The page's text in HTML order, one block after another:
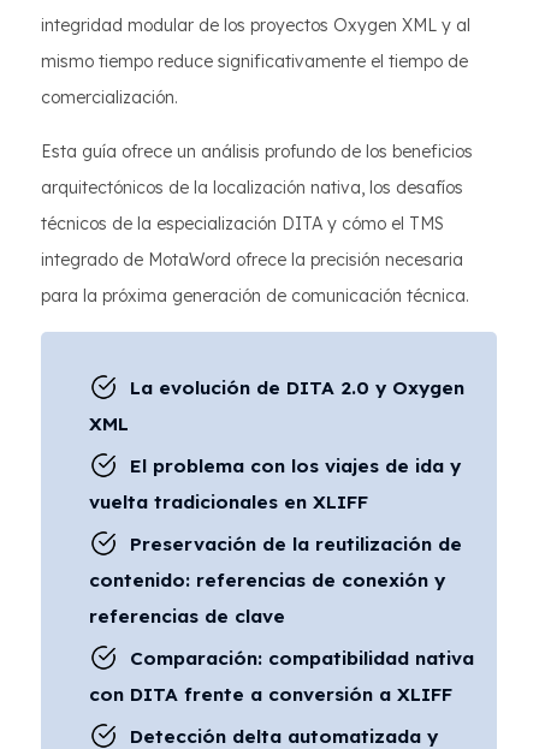
integridad modular de los proyectos Oxygen XML y al
mismo tiempo reduce significativamente el tiempo de
comercialización.
Esta guía ofrece un análisis profundo de los beneficios
arquitectónicos de la localización nativa, los desafíos
técnicos de la especialización DITA y cómo el TMS
integrado de MotaWord ofrece la precisión necesaria
para la próxima generación de comunicación técnica.
La evolución de DITA 2.0 y Oxygen
XML
El problema con los viajes de ida y
vuelta tradicionales en XLIFF
Preservación de la reutilización de
contenido: referencias de conexión y
referencias de clave
Comparación: compatibilidad nativa
con DITA frente a conversión a XLIFF
Detección delta automatizada y